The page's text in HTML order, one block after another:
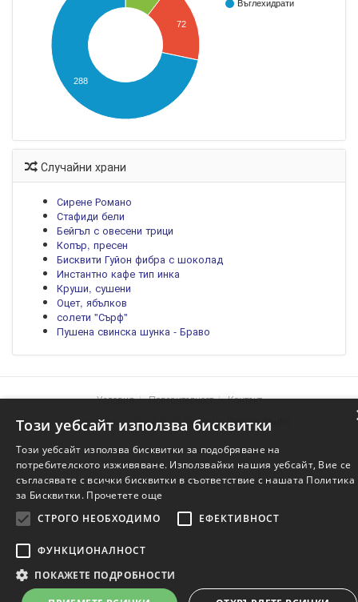
Въглехидрати
72
288
Случайни храни
Сирене Романо
Стафиди бели
Бейгъл с овесени трици
Копър, пресен
Бисквити Гуйон фибра с шоколад
Инстантно кафе тип инка
Круши, сушени
Оцет, ябълков
солети "Сърф"
Пушена свинска шунка - Браво
Условия Поверителност
Контакт
Храните.info © 2004-2026 Project ofGenera Studio
Този уебсайт използва бисквитки
Този уебсайт използва бисквитки за подобряване на
потребителското изживяване. Използвайки нашия уебсайт, Вие се
съгласявате с всички бисквитки в съответствие с нашата Политика
за Бисквитки. Прочетете още
СТРОГО НЕОБХОДИМО
ЕФЕКТИВНОСТ
ФУНКЦИОНАЛНОСТ
ПОКАЖЕТЕ ПОДРОБНОСТИ